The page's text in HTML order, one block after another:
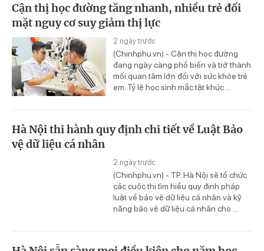
Cận thị học đường tăng nhanh, nhiều trẻ đối
mặt nguy cơ suy giảm thị lực
2 ngày trước
(Chinhphu.vn) - Cận thị học đường
đang ngày càng phổ biến và trở thành
mối quan tâm lớn đối với sức khỏe trẻ
em. Tỷ lệ học sinh mắc tật khúc ...
Hà Nội thi hành quy định chi tiết về Luật Bảo
vệ dữ liệu cá nhân
2 ngày trước
(Chinhphu.vn) - TP. Hà Nội sẽ tổ chức
các cuộc thi tìm hiểu quy định pháp
luật về bảo vệ dữ liệu cá nhân và kỹ
năng bảo vệ dữ liệu cá nhân cho ...